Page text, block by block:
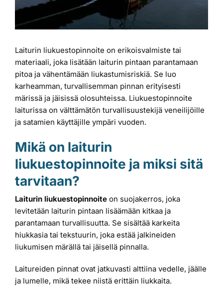
Laiturin liukuestopinnoite on erikoisvalmiste tai
materiaali, joka lisätään laiturin pintaan parantamaan
pitoa ja vähentämään liukastumisriskiä. Se luo
karheamman, turvallisemman pinnan erityisesti
märissä ja jäisissä olosuhteissa. Liukuestopinnoite
laiturissa on välttämätön turvallisuustekijä veneilijöille
ja satamien käyttäjille ympäri vuoden.
Mikä on laiturin
liukuestopinnoite ja miksi sitä
tarvitaan?
Laiturin liukuestopinnoite on suojakerros, joka
levitetään laiturin pintaan lisäämään kitkaa ja
parantamaan turvallisuutta. Se sisältää karkeita
hiukkasia tai tekstuurin, joka estää jalkineiden
liukumisen märällä tai jäisellä pinnalla.
Laitureiden pinnat ovat jatkuvasti alttiina vedelle, jäälle
ja lumelle, mikä tekee niistä erittäin liukkaita.